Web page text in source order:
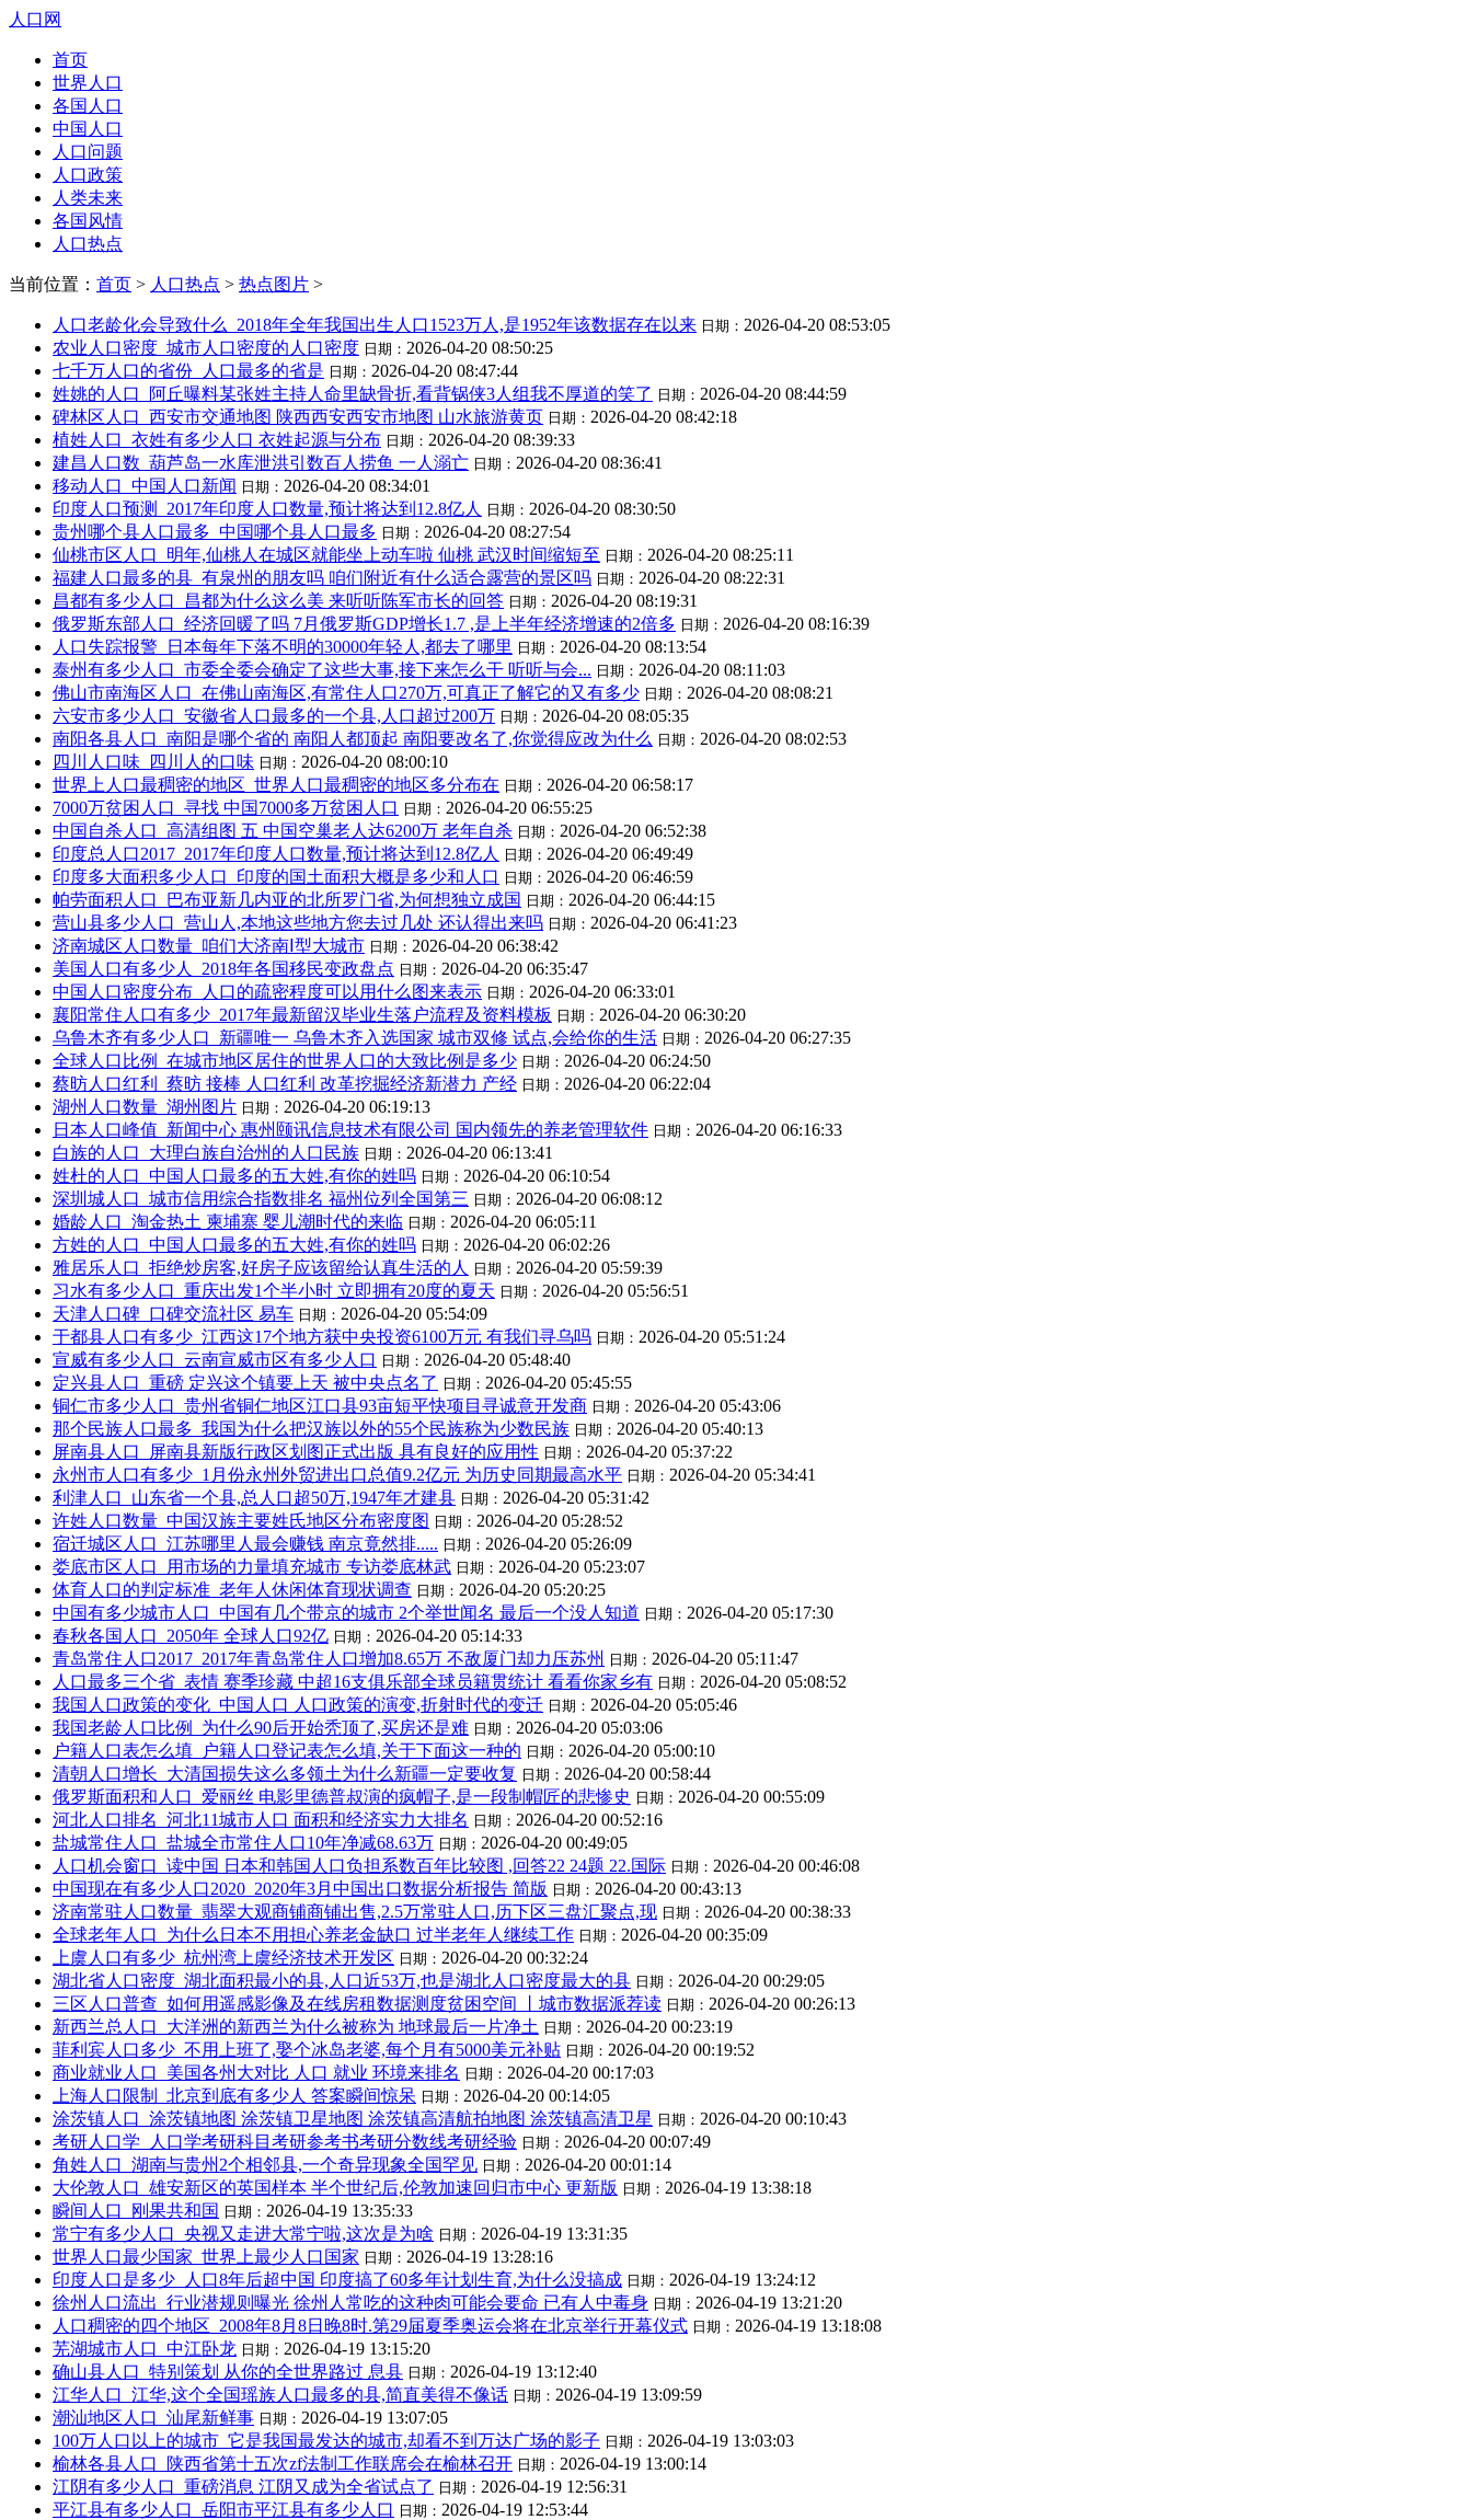
人口网
首页
世界人口
各国人口
中国人口
人口问题
人口政策
人类未来
各国风情
人口热点
当前位置： 首页 > 人口热点 > 热点图片 >
人口老龄化会导致什么_2018年全年我国出生人口1523万人,是1952年该数据存在以来 日期： 2026-04-20 08:53:05
农业人口密度_城市人口密度的人口密度 日期： 2026-04-20 08:50:25
七千万人口的省份_人口最多的省是 日期： 2026-04-20 08:47:44
姓姚的人口_阿丘曝料某张姓主持人命里缺骨折,看背锅侠3人组我不厚道的笑了 日期： 2026-04-20 08:44:59
碑林区人口_西安市交通地图 陕西西安西安市地图 山水旅游黄页 日期： 2026-04-20 08:42:18
植姓人口_衣姓有多少人口 衣姓起源与分布 日期： 2026-04-20 08:39:33
建昌人口数_葫芦岛一水库泄洪引数百人捞鱼 一人溺亡 日期： 2026-04-20 08:36:41
移动人口_中国人口新闻 日期： 2026-04-20 08:34:01
印度人口预测_2017年印度人口数量,预计将达到12.8亿人
日期： 2026-04-20 08:30:50
贵州哪个县人口最多_中国哪个县人口最多 日期： 2026-04-20 08:27:54
仙桃市区人口_明年,仙桃人在城区就能坐上动车啦 仙桃 武汉时间缩短至 日期： 2026-04-20 08:25:11
福建人口最多的县_有泉州的朋友吗 咱们附近有什么适合露营的景区吗 日期： 2026-04-20 08:22:31
昌都有多少人口_昌都为什么这么美 来听听陈军市长的回答 日期： 2026-04-20 08:19:31
俄罗斯东部人口_经济回暖了吗 7月俄罗斯GDP增长1.7 ,是上半年经济增速的2倍多 日期： 2026-04-20 08:16:39
人口失踪报警_日本每年下落不明的30000年轻人,都去了哪里 日期： 2026-04-20 08:13:54
泰州有多少人口_市委全委会确定了这些大事,接下来怎么干 听听与会... 日期： 2026-04-20 08:11:03
佛山市南海区人口_在佛山南海区,有常住人口270万,可真正了解它的又有多少 日期： 2026-04-20 08:08:21
六安市多少人口_安徽省人口最多的一个县,人口超过200万 日期： 2026-04-20 08:05:35
南阳各县人口_南阳是哪个省的 南阳人都顶起 南阳要改名了,你觉得应改为什么 日期： 2026-04-20 08:02:53
四川人口味_四川人的口味 日期： 2026-04-20 08:00:10
世界上人口最稠密的地区_世界人口最稠密的地区多分布在 日期： 2026-04-20 06:58:17
7000万贫困人口_寻找 中国7000多万贫困人口 日期： 2026-04-20 06:55:25
中国自杀人口_高清组图 五 中国空巢老人达6200万 老年自杀 日期： 2026-04-20 06:52:38
印度总人口2017_2017年印度人口数量,预计将达到12.8亿人
日期： 2026-04-20 06:49:49
印度多大面积多少人口_印度的国土面积大概是多少和人口 日期： 2026-04-20 06:46:59
帕劳面积人口_巴布亚新几内亚的北所罗门省,为何想独立成国 日期： 2026-04-20 06:44:15
营山县多少人口_营山人,本地这些地方您去过几处 还认得出来吗 日期： 2026-04-20 06:41:23
济南城区人口数量_咱们大济南Ⅰ型大城市 日期： 2026-04-20 06:38:42
美国人口有多少人_2018年各国移民变政盘点 日期： 2026-04-20 06:35:47
中国人口密度分布_人口的疏密程度可以用什么图来表示 日期： 2026-04-20 06:33:01
襄阳常住人口有多少_2017年最新留汉毕业生落户流程及资料模板 日期： 2026-04-20 06:30:20
乌鲁木齐有多少人口_新疆唯一 乌鲁木齐入选国家 城市双修 试点,会给你的生活 日期： 2026-04-20 06:27:35
全球人口比例_在城市地区居住的世界人口的大致比例是多少 日期： 2026-04-20 06:24:50
蔡昉人口红利_蔡昉 接棒 人口红利 改革挖掘经济新潜力 产经 日期： 2026-04-20 06:22:04
湖州人口数量_湖州图片 日期： 2026-04-20 06:19:13
日本人口峰值_新闻中心 惠州颐讯信息技术有限公司 国内领先的养老管理软件 日期： 2026-04-20 06:16:33
白族的人口_大理白族自治州的人口民族 日期： 2026-04-20 06:13:41
姓杜的人口_中国人口最多的五大姓,有你的姓吗 日期： 2026-04-20 06:10:54
深圳城人口_城市信用综合指数排名 福州位列全国第三 日期： 2026-04-20 06:08:12
婚龄人口_淘金热土 柬埔寨 婴儿潮时代的来临 日期： 2026-04-20 06:05:11
方姓的人口_中国人口最多的五大姓,有你的姓吗 日期： 2026-04-20 06:02:26
雅居乐人口_拒绝炒房客,好房子应该留给认真生活的人
日期： 2026-04-20 05:59:39
习水有多少人口_重庆出发1个半小时 立即拥有20度的夏天 日期： 2026-04-20 05:56:51
天津人口碑_口碑交流社区 易车 日期： 2026-04-20 05:54:09
于都县人口有多少_江西这17个地方获中央投资6100万元 有我们寻乌吗 日期： 2026-04-20 05:51:24
宣威有多少人口_云南宣威市区有多少人口 日期： 2026-04-20 05:48:40
定兴县人口_重磅 定兴这个镇要上天 被中央点名了 日期： 2026-04-20 05:45:55
铜仁市多少人口_贵州省铜仁地区江口县93亩短平快项目寻诚意开发商 日期： 2026-04-20 05:43:06
那个民族人口最多_我国为什么把汉族以外的55个民族称为少数民族 日期： 2026-04-20 05:40:13
屏南县人口_屏南县新版行政区划图正式出版 具有良好的应用性 日期： 2026-04-20 05:37:22
永州市人口有多少_1月份永州外贸进出口总值9.2亿元 为历史同期最高水平 日期： 2026-04-20 05:34:41
利津人口_山东省一个县,总人口超50万,1947年才建县 日期： 2026-04-20 05:31:42
许姓人口数量_中国汉族主要姓氏地区分布密度图 日期： 2026-04-20 05:28:52
宿迁城区人口_江苏哪里人最会赚钱 南京竟然排..... 日期： 2026-04-20 05:26:09
娄底市区人口_用市场的力量填充城市 专访娄底林武 日期： 2026-04-20 05:23:07
体育人口的判定标准_老年人休闲体育现状调查 日期： 2026-04-20 05:20:25
中国有多少城市人口_中国有几个带京的城市 2个举世闻名 最后一个没人知道 日期： 2026-04-20 05:17:30
春秋各国人口_2050年 全球人口92亿 日期： 2026-04-20 05:14:33
青岛常住人口2017_2017年青岛常住人口增加8.65万 不敌厦门却力压苏州
日期： 2026-04-20 05:11:47
人口最多三个省_表情 赛季珍藏 中超16支俱乐部全球员籍贯统计 看看你家乡有 日期： 2026-04-20 05:08:52
我国人口政策的变化_中国人口 人口政策的演变,折射时代的变迁 日期： 2026-04-20 05:05:46
我国老龄人口比例_为什么90后开始秃顶了,买房还是难 日期： 2026-04-20 05:03:06
户籍人口表怎么填_户籍人口登记表怎么填,关于下面这一种的 日期： 2026-04-20 05:00:10
清朝人口增长_大清国损失这么多领土为什么新疆一定要收复 日期： 2026-04-20 00:58:44
俄罗斯面积和人口_爱丽丝 电影里德普叔演的疯帽子,是一段制帽匠的悲惨史 日期： 2026-04-20 00:55:09
河北人口排名_河北11城市人口 面积和经济实力大排名 日期： 2026-04-20 00:52:16
盐城常住人口_盐城全市常住人口10年净减68.63万 日期： 2026-04-20 00:49:05
人口机会窗口_读中国 日本和韩国人口负担系数百年比较图 ,回答22 24题 22.国际 日期： 2026-04-20 00:46:08
中国现在有多少人口2020_2020年3月中国出口数据分析报告 简版 日期： 2026-04-20 00:43:13
济南常驻人口数量_翡翠大观商铺商铺出售,2.5万常驻人口,历下区三盘汇聚点,现 日期： 2026-04-20 00:38:33
全球老年人口_为什么日本不用担心养老金缺口 过半老年人继续工作 日期： 2026-04-20 00:35:09
上虞人口有多少_杭州湾上虞经济技术开发区 日期： 2026-04-20 00:32:24
湖北省人口密度_湖北面积最小的县,人口近53万,也是湖北人口密度最大的县 日期： 2026-04-20 00:29:05
三区人口普查_如何用遥感影像及在线房租数据测度贫困空间 丨城市数据派荐读 日期： 2026-04-20 00:26:13
新西兰总人口_大洋洲的新西兰为什么被称为 地球最后一片净土 日期： 2026-04-20 00:23:19
菲利宾人口多少_不用上班了,娶个冰岛老婆,每个月有5000美元补贴 日期： 2026-04-20 00:19:52
商业就业人口_美国各州大对比 人口 就业 环境来排名 日期： 2026-04-20 00:17:03
上海人口限制_北京到底有多少人 答案瞬间惊呆 日期： 2026-04-20 00:14:05
涂茨镇人口_涂茨镇地图 涂茨镇卫星地图 涂茨镇高清航拍地图 涂茨镇高清卫星 日期： 2026-04-20 00:10:43
考研人口学_人口学考研科目考研参考书考研分数线考研经验 日期： 2026-04-20 00:07:49
角姓人口_湖南与贵州2个相邻县,一个奇异现象全国罕见 日期： 2026-04-20 00:01:14
大伦敦人口_雄安新区的英国样本 半个世纪后,伦敦加速回归市中心 更新版 日期： 2026-04-19 13:38:18
瞬间人口_刚果共和国 日期： 2026-04-19 13:35:33
常宁有多少人口_央视又走进大常宁啦,这次是为啥 日期： 2026-04-19 13:31:35
世界人口最少国家_世界上最少人口国家 日期： 2026-04-19 13:28:16
印度人口是多少_人口8年后超中国 印度搞了60多年计划生育,为什么没搞成 日期： 2026-04-19 13:24:12
徐州人口流出_行业潜规则曝光 徐州人常吃的这种肉可能会要命 已有人中毒身 日期： 2026-04-19 13:21:20
人口稠密的四个地区_2008年8月8日晚8时.第29届夏季奥运会将在北京举行开幕仪式 日期： 2026-04-19 13:18:08
芜湖城市人口_中江卧龙 日期： 2026-04-19 13:15:20
确山县人口_特别策划 从你的全世界路过 息县 日期： 2026-04-19 13:12:40
江华人口_江华,这个全国瑶族人口最多的县,简直美得不像话 日期： 2026-04-19 13:09:59
潮汕地区人口_汕尾新鲜事 日期： 2026-04-19 13:07:05
100万人口以上的城市_它是我国最发达的城市,却看不到万达广场的影子 日期： 2026-04-19 13:03:03
榆林各县人口_陕西省第十五次zf法制工作联席会在榆林召开 日期： 2026-04-19 13:00:14
江阴有多少人口_重磅消息 江阴又成为全省试点了 日期： 2026-04-19 12:56:31
平江县有多少人口_岳阳市平江县有多少人口 日期： 2026-04-19 12:53:44